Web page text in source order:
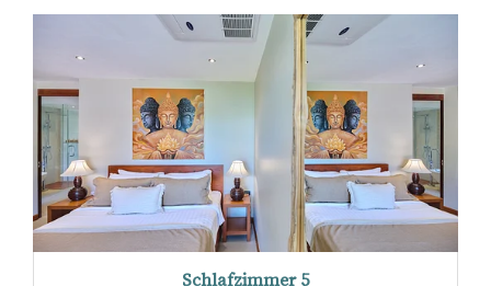
Schlafzimmer 5